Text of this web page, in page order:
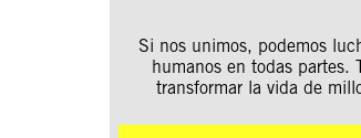
Si nos unimos, podemos
humanos en todas partes.
transformar la vida de